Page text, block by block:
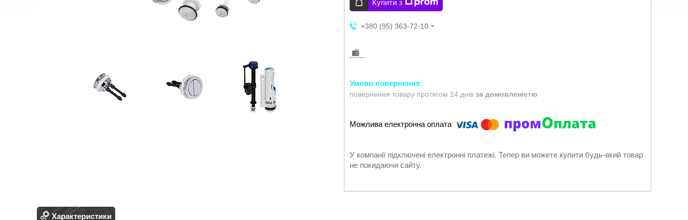
Купити з
+380 (95) 363-72-10
повернення товару протягом 14 днів за домовленістю
У компанії підключені електронні платежі. Тепер ви можете купити будь-який товар
не покидаючи сайту.
Характеристики